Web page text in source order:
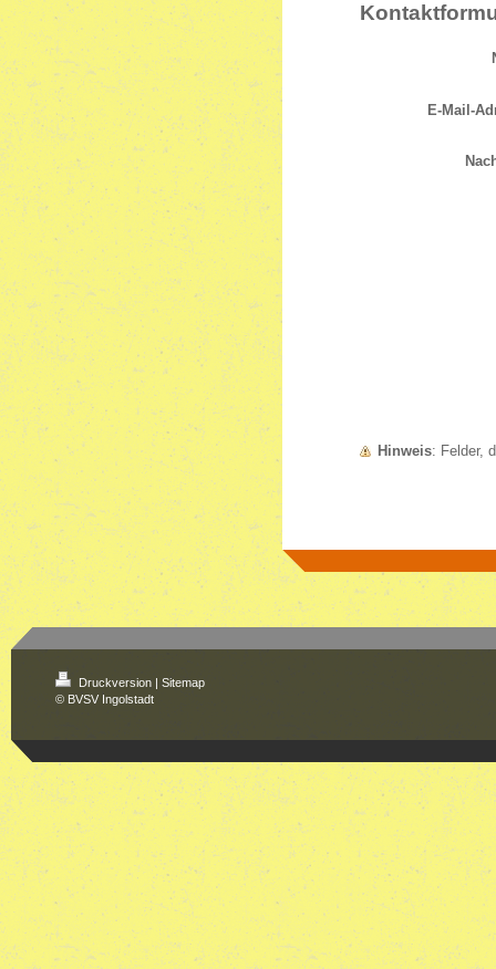
E-Mail-
Hinweis : Felder,
Druckversion
Sitemap
© BVSV Ingolstadt